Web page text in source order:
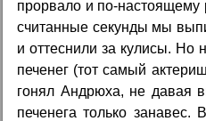
прорвало и по-
считанные секунды мы
и оттеснили за кулисы. Но
печенег (тот самый
гонял Андрюха, не давая
печенега только